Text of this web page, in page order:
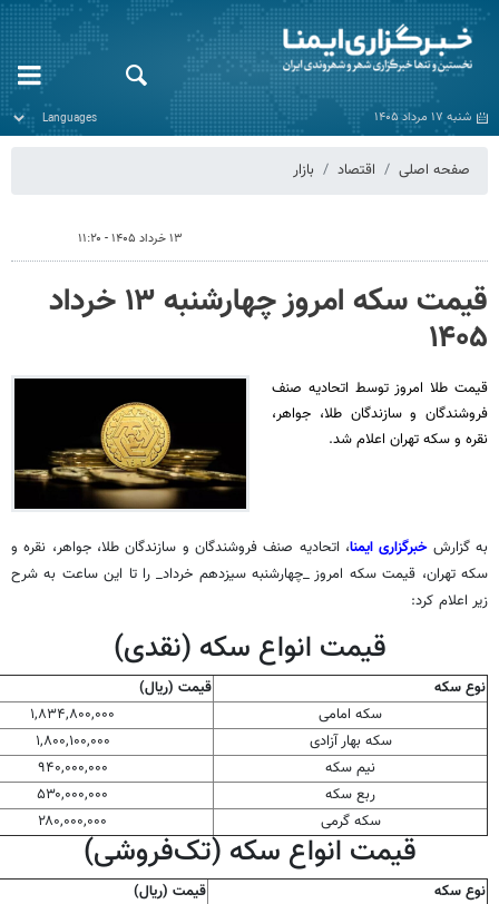
شنبه ۱۷ مرداد ۱۴۰۵
صفحه اصلی اقتصاد بازار
۱۳ خرداد ۱۴۰۵ - ۱۱:۲۰
قیمت سکه امروز چهارشنبه ۱۳ خرداد
۱۴۰۵
قیمت طلا امروز توسط اتحادیه صنف
فروشندگان و سازندگان طلا، جواهر،
نقره و سکه تهران اعلام شد.
به گزارش خبرگزاری ایمنا، اتحادیه صنف فروشندگان و سازندگان طلا، جواهر، نقره و
سکه تهران، قیمت سکه امروز _چهارشنبه سیزدهم خرداد_ را تا این ساعت به شرح
زیر اعلام کرد:
قیمت انواع سکه (نقدی)
نوع سکه
قیمت (ریال)
سکه امامی
۱,۸۳۴,۸۰۰,۰۰۰
سکه بهار آزادی
۱,۸۰۰,۱۰۰,۰۰۰
نیم سکه
۹۴۰,۰۰۰,۰۰۰
ربع سکه
۵۳۰,۰۰۰,۰۰۰
سکه گرمی
۲۸۰,۰۰۰,۰۰۰
قیمت انواع سکه (تک‌فروشی)
نوع سکه
قیمت (ریال)